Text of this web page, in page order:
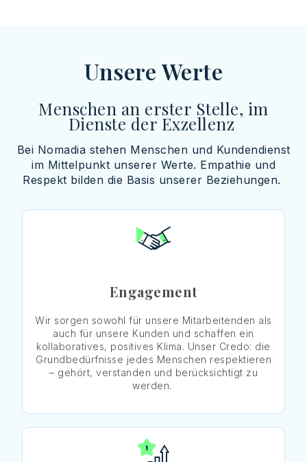
Unsere Werte
Menschen an erster Stelle, im
Dienste der Exzellenz
Bei Nomadia stehen Menschen und Kundendienst
im Mittelpunkt unserer Werte. Empathie und
Respekt bilden die Basis unserer Beziehungen.
Engagement
Wir sorgen sowohl für unsere Mitarbeitenden als
auch für unsere Kunden und schaffen ein
kollaboratives, positives Klima. Unser Credo: die
Grundbedürfnisse jedes Menschen respektieren
– gehört, verstanden und berücksichtigt zu
werden.